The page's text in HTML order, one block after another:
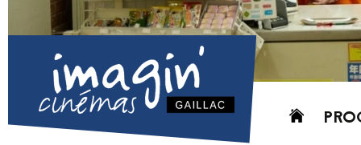
Aller